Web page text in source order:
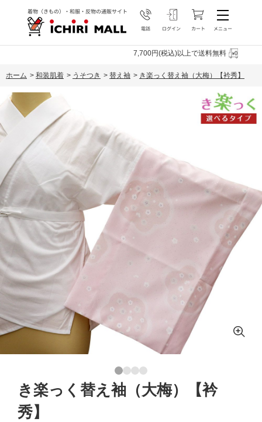
7,700円(税込)以上で送料無料
ホーム > 和装肌着 > うそつき > 替え袖 > き楽っく替え袖（大梅）【衿秀】
き楽っく替え袖（大梅）【衿
秀】